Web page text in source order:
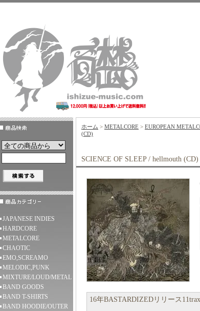
JAPANESE INDIES
HARDCORE
METALCORE
CHAOTIC
EMO,SCREAMO
MELODIC,PUNK
MIXTURE/LOUD/METAL
BAND GOODS
BAND T-SHIRTS
BAND HOODIE/OUTER
ホーム > METALCORE > EUROPEAN
(CD)
SCIENCE OF SLEEP / hellmouth (CD)
16年BASTARDIZEDリリース